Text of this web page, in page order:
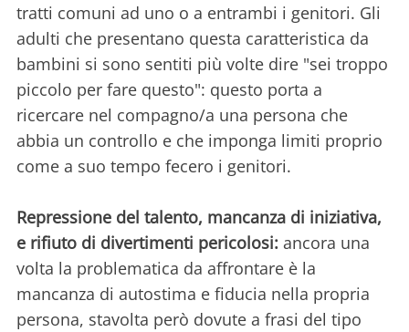
tratti comuni ad uno o a entrambi i genitori. Gli
adulti che presentano questa caratteristica da
bambini si sono sentiti più volte dire "sei troppo
piccolo per fare questo": questo porta a
ricercare nel compagno/a una persona che
abbia un controllo e che imponga limiti proprio
come a suo tempo fecero i genitori.
Repressione del talento, mancanza di iniziativa,
e rifiuto di divertimenti pericolosi: ancora una
volta la problematica da affrontare è la
mancanza di autostima e fiducia nella propria
persona, stavolta però dovute a frasi del tipo